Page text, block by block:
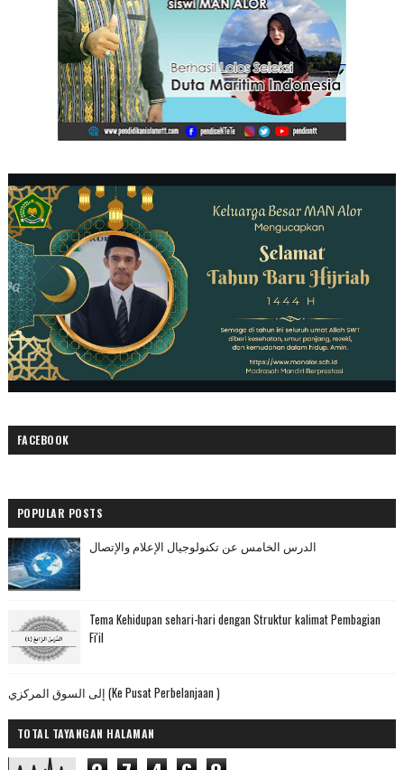
FACEBOOK
POPULAR POSTS
الدرس الخامس عن تكنولوجيال الإعلام والإتصال
Tema Kehidupan sehari-hari dengan Struktur kalimat Pembagian
Fi'il
إلى السوق المركزي (Ke Pusat Perbelanjaan )
TOTAL TAYANGAN HALAMAN